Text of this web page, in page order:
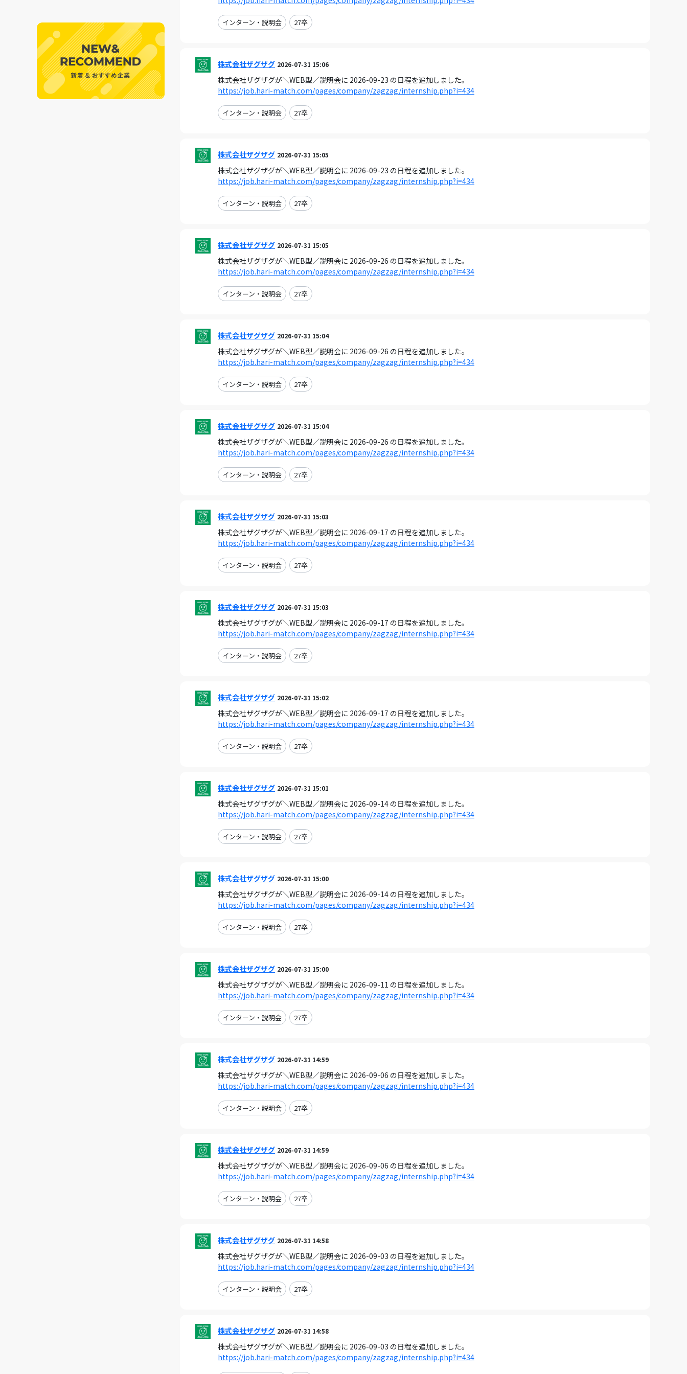
インターン・説明会 27卒
株式会社ザグザグ 2026-07-31 15:06
株式会社ザグザグが＼WEB型／説明会に 2026-09-23 の日程を追加しました。
https://job.hari-match.com/pages/company/zagzag/internship.php?i=434
インターン・説明会 27卒
株式会社ザグザグ 2026-07-31 15:05
株式会社ザグザグが＼WEB型／説明会に 2026-09-23 の日程を追加しました。
https://job.hari-match.com/pages/company/zagzag/internship.php?i=434
インターン・説明会 27卒
株式会社ザグザグ 2026-07-31 15:05
株式会社ザグザグが＼WEB型／説明会に 2026-09-26 の日程を追加しました。
https://job.hari-match.com/pages/company/zagzag/internship.php?i=434
インターン・説明会 27卒
株式会社ザグザグ 2026-07-31 15:04
株式会社ザグザグが＼WEB型／説明会に 2026-09-26 の日程を追加しました。
https://job.hari-match.com/pages/company/zagzag/internship.php?i=434
インターン・説明会 27卒
株式会社ザグザグ 2026-07-31 15:04
株式会社ザグザグが＼WEB型／説明会に 2026-09-26 の日程を追加しました。
https://job.hari-match.com/pages/company/zagzag/internship.php?i=434
インターン・説明会 27卒
株式会社ザグザグ 2026-07-31 15:03
株式会社ザグザグが＼WEB型／説明会に 2026-09-17 の日程を追加しました。
https://job.hari-match.com/pages/company/zagzag/internship.php?i=434
インターン・説明会 27卒
株式会社ザグザグ 2026-07-31 15:03
株式会社ザグザグが＼WEB型／説明会に 2026-09-17 の日程を追加しました。
https://job.hari-match.com/pages/company/zagzag/internship.php?i=434
インターン・説明会 27卒
株式会社ザグザグ 2026-07-31 15:02
株式会社ザグザグが＼WEB型／説明会に 2026-09-17 の日程を追加しました。
https://job.hari-match.com/pages/company/zagzag/internship.php?i=434
インターン・説明会 27卒
株式会社ザグザグ 2026-07-31 15:01
株式会社ザグザグが＼WEB型／説明会に 2026-09-14 の日程を追加しました。
https://job.hari-match.com/pages/company/zagzag/internship.php?i=434
インターン・説明会 27卒
株式会社ザグザグ 2026-07-31 15:00
株式会社ザグザグが＼WEB型／説明会に 2026-09-14 の日程を追加しました。
https://job.hari-match.com/pages/company/zagzag/internship.php?i=434
インターン・説明会 27卒
株式会社ザグザグ 2026-07-31 15:00
株式会社ザグザグが＼WEB型／説明会に 2026-09-11 の日程を追加しました。
https://job.hari-match.com/pages/company/zagzag/internship.php?i=434
インターン・説明会 27卒
株式会社ザグザグ 2026-07-31 14:59
株式会社ザグザグが＼WEB型／説明会に 2026-09-06 の日程を追加しました。
https://job.hari-match.com/pages/company/zagzag/internship.php?i=434
インターン・説明会 27卒
株式会社ザグザグ 2026-07-31 14:59
株式会社ザグザグが＼WEB型／説明会に 2026-09-06 の日程を追加しました。
https://job.hari-match.com/pages/company/zagzag/internship.php?i=434
インターン・説明会 27卒
株式会社ザグザグ 2026-07-31 14:58
株式会社ザグザグが＼WEB型／説明会に 2026-09-03 の日程を追加しました。
https://job.hari-match.com/pages/company/zagzag/internship.php?i=434
インターン・説明会 27卒
株式会社ザグザグ 2026-07-31 14:58
株式会社ザグザグが＼WEB型／説明会に 2026-09-03 の日程を追加しました。
https://job.hari-match.com/pages/company/zagzag/internship.php?i=434